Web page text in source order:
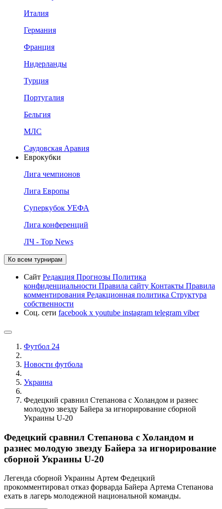
Италия
Германия
Франция
Нидерланды
Турция
Португалия
Бельгия
МЛС
Саудовская Аравия
Еврокубки
Лига чемпионов
Лига Европы
Суперкубок УЕФА
Лига конференций
ЛЧ - Top News
Ко всем турнирам
Сайт Редакция Прогнозы Политика
конфиденциальности Правила сайту Контакты Правила
комментирования Редакционная политика Структура
собственности
Соц. сети facebook x youtube instagram telegram viber
Футбол 24
Новости футбола
Украина
Федецкий сравнил Степанова с Холандом и разнес
молодую звезду Байера за игнорирование сборной
Украины U-20
Федецкий сравнил Степанова с Холандом и
разнес молодую звезду Байера за игнорирование
сборной Украины U-20
Легенда сборной Украины Артем Федецкий
прокомментировал отказ форварда Байера Артема Степанова
ехать в лагерь молодежной национальной команды.